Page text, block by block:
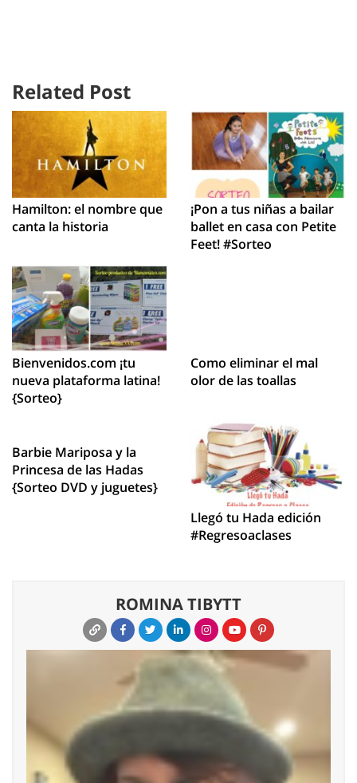
Related Post
Hamilton: el nombre que
canta la historia
¡Pon a tus niñas a bailar
ballet en casa con Petite
Feet! #Sorteo
Bienvenidos.com ¡tu
nueva plataforma latina!
{Sorteo}
Como eliminar el mal
olor de las toallas
Barbie Mariposa y la
Princesa de las Hadas
{Sorteo DVD y juguetes}
Llegó tu Hada edición
#Regresoaclases
ROMINA TIBYTT